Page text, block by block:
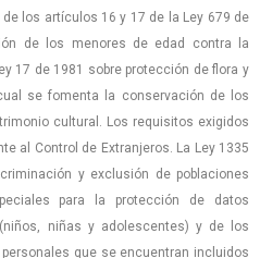
los artículos 16 y 17 de la Ley 679 de
de los menores de edad contra la
17 de 1981 sobre protección de flora y
se fomenta la conservación de los
cultural. Los requisitos exigidos
al Control de Extranjeros. La Ley 1335
y exclusión de poblaciones
para la protección de datos
niñas y adolescentes) y de los
que se encuentran incluidos